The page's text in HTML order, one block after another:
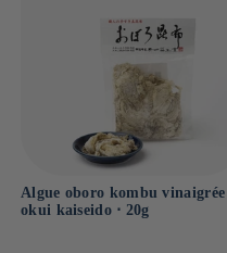
Algue oboro kombu vinaigrée
okui kaiseido ⋅ 20g